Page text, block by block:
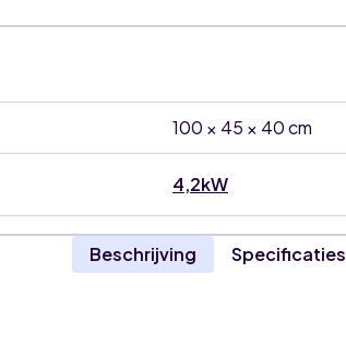
100 × 45 × 40 cm
4,2kW
Beschrijving Specificaties